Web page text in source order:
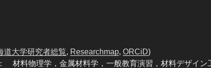
道大学研究者総覧, Researchmap, ORCiD)
材料物理学，金属材料学，一般教育演習，材料デザイン